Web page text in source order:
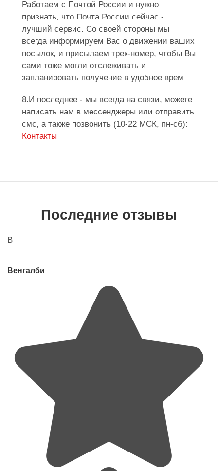
Работаем с Почтой России и нужно
признать, что Почта России сейчас -
лучший сервис. Со своей стороны мы
всегда информируем Вас о движении ваших
посылок, и присылаем трек-номер, чтобы Вы
сами тоже могли отслеживать и
запланировать получение в удобное врем
8.И последнее - мы всегда на связи, можете
написать нам в мессенджеры или отправить
смс, а также позвонить (10-22 МСК, пн-сб):
Контакты
Последние отзывы
В
Венгалби